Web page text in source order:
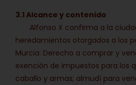
3.1 Alcance y contenido
Alfonso X confirma a la
heredamientos otorgados a los
Murcia: Derecho a comprar y
exención de impuestos para los
caballo y armas; almudí para